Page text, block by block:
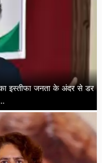
इस्तीफा जनता के अंदर से डर